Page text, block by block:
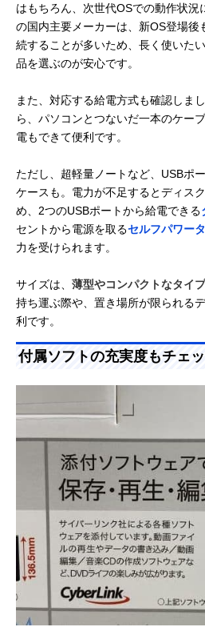
はもちろん、次世代OSでの動作状況
の国内主要メーカーは、新OS登場後
続することが多いため、長く使いた
品を選ぶのが安心です。
また、対応する給電方式も確認しまし
ら、パソコンとつないだ一本のケー
電もできて便利です。
ただし、超軽量ノートなど、USBポ
ケースも。電力が不足するとディス
め、2つのUSBポートから給電できる
セントから電源を取るセルフパワー
力を受けられます。
サイズは、 薄型やコンパクトなタイプ
持ち運ぶ際や、置き場所が限られる
利です。
付属ソフトの充実度もチェ